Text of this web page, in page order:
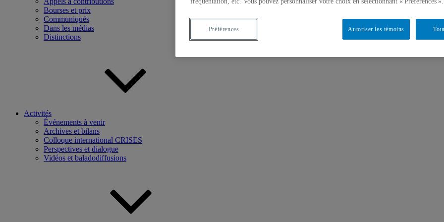
Bourses et prix
Communiqués
Dans les médias
Distinctions
Activités
Événements à venir
Archives et bilans
Colloque international CRISES
Perspectives et dialogue
Vidéos et baladodiffusions
Autoriser les témoins
Préférences